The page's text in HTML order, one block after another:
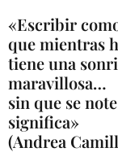
«Escribir
que mientras
tiene una
maravillosa…
sin que se
significa»
(Andrea